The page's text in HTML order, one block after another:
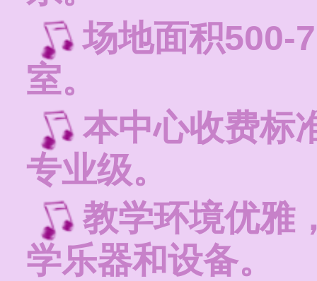
场地面积500-
室。
本中心收费标
专业级。
教学环境优雅
学乐器和设备。